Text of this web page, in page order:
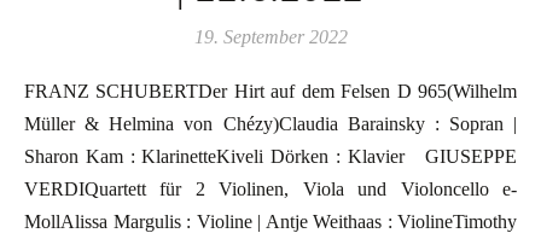
19. September 2022
FRANZ SCHUBERTDer Hirt auf dem Felsen D 965(Wilhelm
Müller & Helmina von Chézy)Claudia Barainsky : Sopran |
Sharon Kam : KlarinetteKiveli Dörken : Klavier GIUSEPPE
VERDIQuartett für 2 Violinen, Viola und Violoncello e-
MollAlissa Margulis : Violine | Antje Weithaas : ViolineTimothy